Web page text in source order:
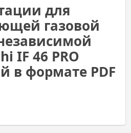
для
газовой
IF 46 PRO
в формате PDF